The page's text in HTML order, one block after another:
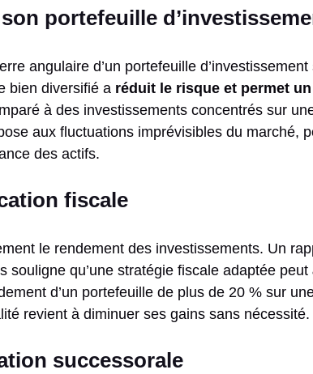
portefeuille
angulaire d’un portefeuille
bien diversifié a réduit le risque et permet
à des investissements concentrés sur
aux fluctuations imprévisibles du marché,
des actifs.
fiscale
le rendement des investissements. Un
souligne qu’une stratégie fiscale adaptée peut
d’un portefeuille de plus de 20 % sur
revient à diminuer ses gains sans nécessité.
successorale